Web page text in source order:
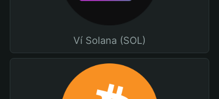
Ví Solana (SOL)